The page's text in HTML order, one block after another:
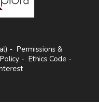
- Permissions &
- Ethics Code -